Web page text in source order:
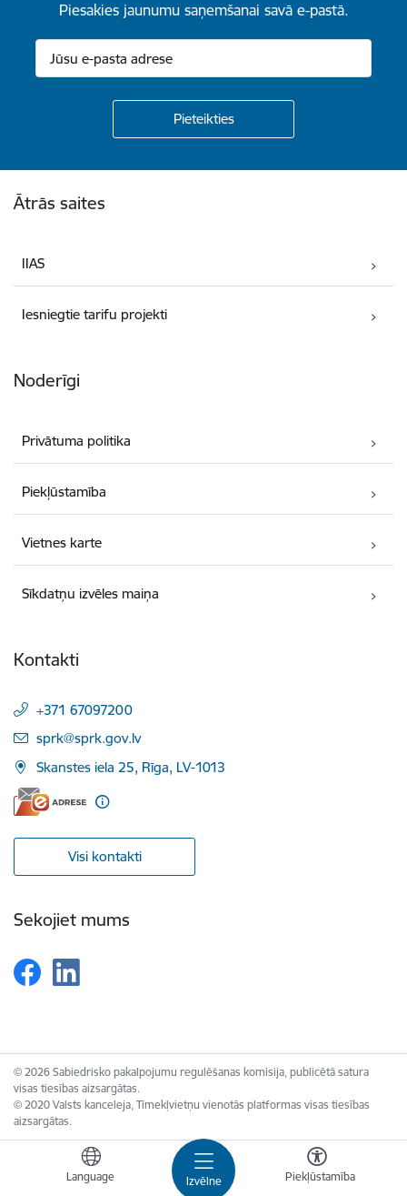
Izvēlne
Language Piekļūstamība
Piesakies jaunumu saņemšanai savā e-pastā.
Ātrās saites
IIAS
Iesniegtie tarifu projekti
Noderīgi
Privātuma politika
Piekļūstamība
Vietnes karte
Sīkdatņu izvēles maiņa
Kontakti
+371 67097200
E-pasts:
sprk@sprk.gov.lv
Skanstes iela 25, Rīga, LV-1013
Visi kontakti
Sekojiet mums
© 2026 Sabiedrisko pakalpojumu regulēšanas komisija, publicētā satura
visas tiesības aizsargātas.
© 2020 Valsts kanceleja, Tīmekļvietņu vienotās platformas visas tiesības
aizsargātas.